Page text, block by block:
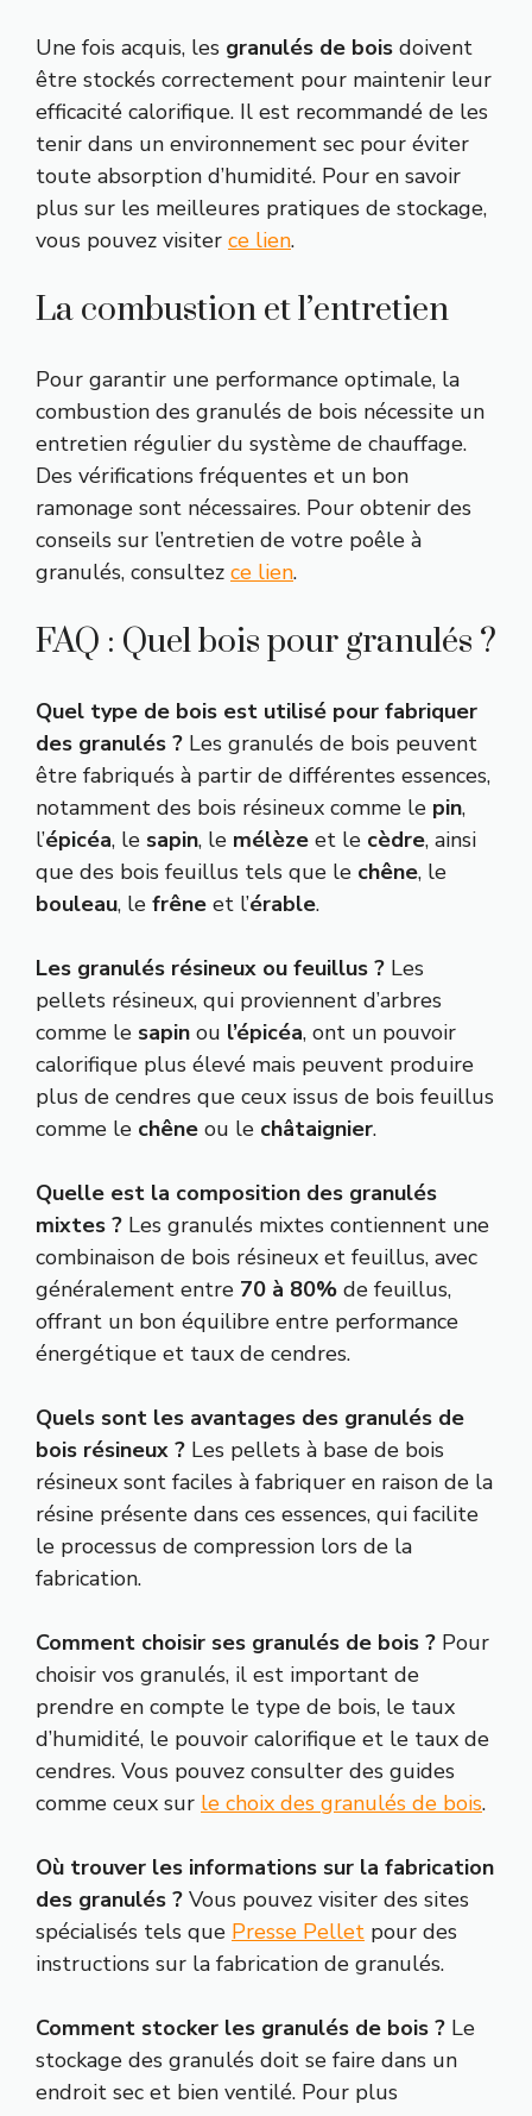
Une fois acquis, les granulés de bois doivent
être stockés correctement pour maintenir leur
efficacité calorifique. Il est recommandé de les
tenir dans un environnement sec pour éviter
toute absorption d’humidité. Pour en savoir
plus sur les meilleures pratiques de stockage,
vous pouvez visiter ce lien.
La combustion et l’entretien
Pour garantir une performance optimale, la
combustion des granulés de bois nécessite un
entretien régulier du système de chauffage.
Des vérifications fréquentes et un bon
ramonage sont nécessaires. Pour obtenir des
conseils sur l’entretien de votre poêle à
granulés, consultez ce lien.
FAQ : Quel bois pour granulés ?
Quel type de bois est utilisé pour fabriquer
des granulés ? Les granulés de bois peuvent
être fabriqués à partir de différentes essences,
notamment des bois résineux comme le pin,
l’épicéa, le sapin, le mélèze et le cèdre, ainsi
que des bois feuillus tels que le chêne, le
bouleau, le frêne et l’érable.
Les granulés résineux ou feuillus ? Les
pellets résineux, qui proviennent d’arbres
comme le sapin ou l’épicéa, ont un pouvoir
calorifique plus élevé mais peuvent produire
plus de cendres que ceux issus de bois feuillus
comme le chêne ou le châtaignier.
Quelle est la composition des granulés
mixtes ? Les granulés mixtes contiennent une
combinaison de bois résineux et feuillus, avec
généralement entre 70 à 80% de feuillus,
offrant un bon équilibre entre performance
énergétique et taux de cendres.
Quels sont les avantages des granulés de
bois résineux ? Les pellets à base de bois
résineux sont faciles à fabriquer en raison de la
résine présente dans ces essences, qui facilite
le processus de compression lors de la
fabrication.
Comment choisir ses granulés de bois ? Pour
choisir vos granulés, il est important de
prendre en compte le type de bois, le taux
d’humidité, le pouvoir calorifique et le taux de
cendres. Vous pouvez consulter des guides
comme ceux sur le choix des granulés de bois.
Où trouver les informations sur la fabrication
des granulés ? Vous pouvez visiter des sites
spécialisés tels que Presse Pellet pour des
instructions sur la fabrication de granulés.
Comment stocker les granulés de bois ? Le
stockage des granulés doit se faire dans un
endroit sec et bien ventilé. Pour plus